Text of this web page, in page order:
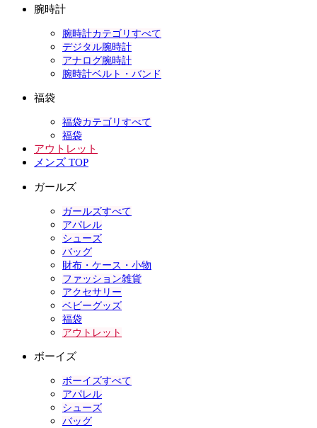
腕時計
腕時計カテゴリすべて
デジタル腕時計
アナログ腕時計
腕時計ベルト・バンド
福袋
福袋カテゴリすべて
福袋
アウトレット
メンズ TOP
ガールズ
ガールズすべて
アパレル
シューズ
バッグ
財布・ケース・小物
ファッション雑貨
アクセサリー
ベビーグッズ
福袋
アウトレット
ボーイズ
ボーイズすべて
アパレル
シューズ
バッグ